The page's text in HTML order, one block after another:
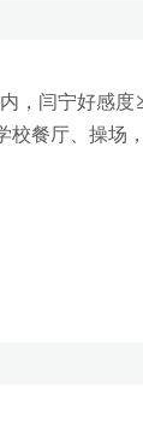
，闫宁好感度
校餐厅、操场